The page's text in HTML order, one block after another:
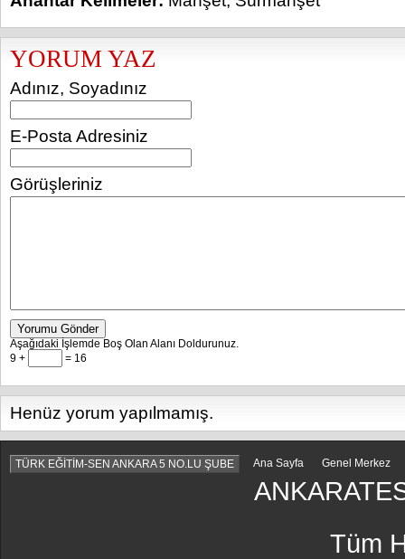
YORUM YAZ
Adınız, Soyadınız
E-Posta Adresiniz
Görüşleriniz
Yorumu Gönder
Aşağıdaki İşlemde Boş Olan Alanı Doldurunuz.
9 +
= 16
Henüz yorum yapılmamış.
TÜRK EĞİTİM-SEN ANKARA 5 NO.LU ŞUBE Ana Sayfa Genel Merkez
Tüm